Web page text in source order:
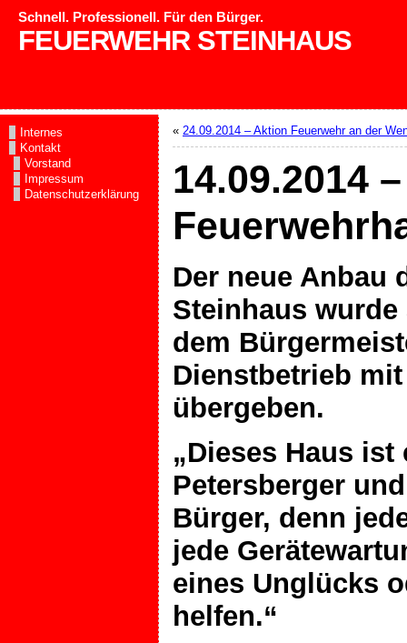
FEUERWEHR STEINHAUS
Schnell. Professionell. Für den Bürger.
Internes
Kontakt
Vorstand
Impressum
Datenschutzerklärung
« 24.09.2014 – Aktion Feuerwehr an der
14.09.2014
Der neue Anbau
Steinhaus
dem
Dienstbetrieb
übergeben.
„Dieses Haus
Petersberger
Bürger, denn
jede
eines Unglücks
helfen.“